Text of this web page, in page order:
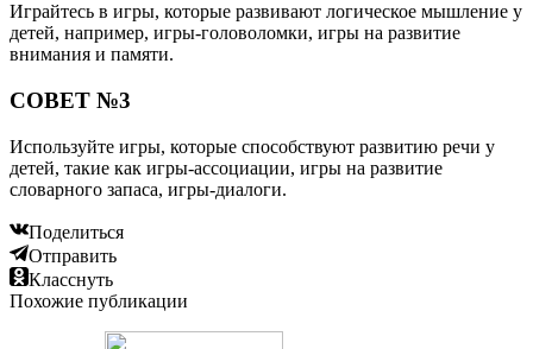
Играйтесь в игры, которые развивают логическое мышление у
детей, например, игры-головоломки, игры на развитие
внимания и памяти.
СОВЕТ №3
Используйте игры, которые способствуют развитию речи у
детей, такие как игры-ассоциации, игры на развитие
словарного запаса, игры-диалоги.
Поделиться
Отправить
Класснуть
Похожие публикации